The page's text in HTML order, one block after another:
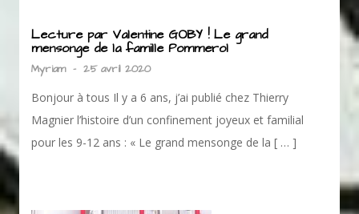
Lecture par Valentine GOBY ! Le grand
mensonge de la famille Pommerol
Myriam - 25 avril 2020
Bonjour à tous Il y a 6 ans, j’ai publié chez Thierry
Magnier l’histoire d’un confinement joyeux et familial
pour les 9-12 ans : « Le grand mensonge de la [ … ]